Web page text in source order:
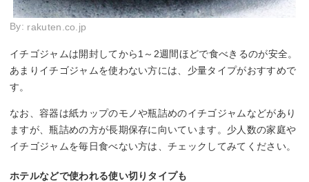
By: rakuten.co.jp
イチゴジャムは開封してから1～2週間ほどで食べきるのが安全。
あまりイチゴジャムを使わない方には、少量タイプがおすすめで
す。
なお、容器は紙カップのモノや瓶詰めのイチゴジャムなどがあり
ますが、瓶詰めの方が長期保存に向いています。少人数の家庭や
イチゴジャムを毎日食べない方は、チェックしてみてください。
ホテルなどで使われる使い切りタイプも